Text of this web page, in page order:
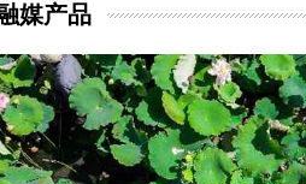
媒产品